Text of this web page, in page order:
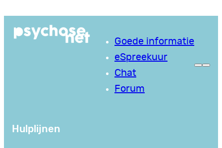
naar
Goede informatie
eSpreekuur
Chat
Forum
Hulplijnen